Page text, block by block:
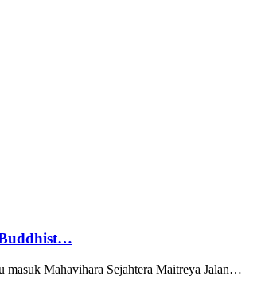
Mahavihara Sejahtera Maitreya Jalan…